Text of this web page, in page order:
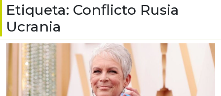
Etiqueta: Conflicto Rusia
Ucrania